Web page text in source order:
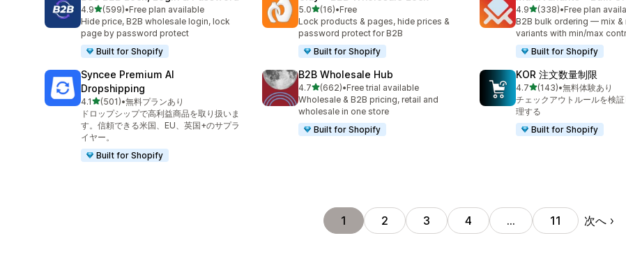
4.95つ星中
(599)
合計レビュー数：599件
•Free plan available
Hide price, B2B wholesale login, lock
page by password protect
Built for Shopify
5.05つ星中
(16)
合計レビュー数：16件
•Free
Lock products & pages, hide prices &
password protect for B2B
Built for Shopify
4.95つ星中
(338)
合計レビュー数：338件
•Free plan
B2B bulk ordering — mix &
variants with min/max
Built for Shopify
Syncee Premium AI
Dropshipping
4.15つ星中
(501)
合計レビュー数：501件
•無料プランあり
ドロップシップで高利益商品を取り扱いま
す。信頼できる米国、EU、英国+のサプラ
イヤー。
Built for Shopify
B2B Wholesale Hub
4.75つ星中
(662)
合計レビュー数：662件
•Free trial available
Wholesale & B2B pricing, retail and
wholesale in one store
Built for Shopify
KOR 注文数量制限
4.75つ星中
(143)
合計レビュー数：143件
•無料体験あり
チェックアウトルールを検
理する
Built for Shopify
1 2 3 4 … 11 次へ